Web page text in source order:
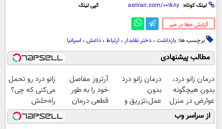
لینک کوتاه: کپی لینک
‌گزارش خطا در خبر
برچسب ها: بازداشت ، دختر نقابدار ، ارتباط ، داعش ، اسپانیا
مطالب پیشنهادی
درمان زانو درد،
بدون هیچگونه
عوارض در منزل
(◂پرسش‌نامه)
درمان زانو درد
بدون
عمل،تزریق و
دارو
(◂پرسش‌نامه)
آرتروز مفاصل
خود را به طور
قطعی درمان
کنید!
◗پرسش‌نامه◖
زانو درد رو تحمل
می‌کنی که چی؟
راه‌حلش
همین‌جاست!
از سراسر وب